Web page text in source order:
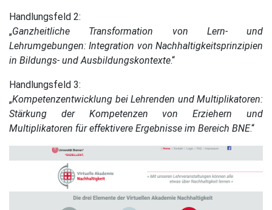
Handlungsfeld 2:
„Ganzheitliche Transformation von Lern- und
Lehrumgebungen: Integration von Nachhaltigkeitsprinzipien
in Bildungs- und Ausbildungskontexte.“
Handlungsfeld 3:
„Kompetenzentwicklung bei Lehrenden und Multiplikatoren:
Stärkung der Kompetenzen von Erziehern und
Multiplikatoren für effektivere Ergebnisse im Bereich BNE.“